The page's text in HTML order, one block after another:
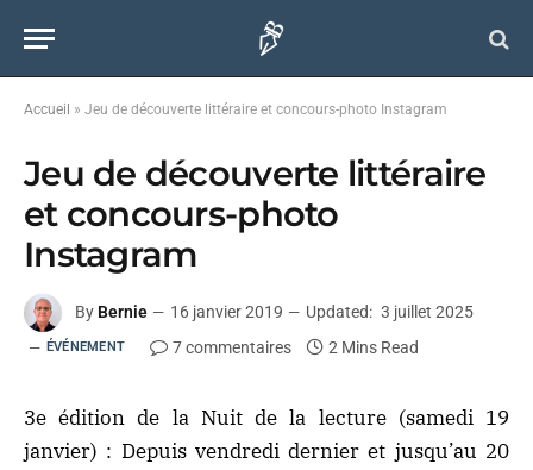
Accueil » Jeu de découverte littéraire et concours-photo Instagram
Jeu de découverte littéraire
et concours-photo
Instagram
By Bernie 16 janvier 2019 Updated: 3 juillet 2025
ÉVÉNEMENT 7 commentaires 2 Mins Read
3e édition de la Nuit de la lecture (samedi 19
janvier) : Depuis vendredi dernier et jusqu’au 20